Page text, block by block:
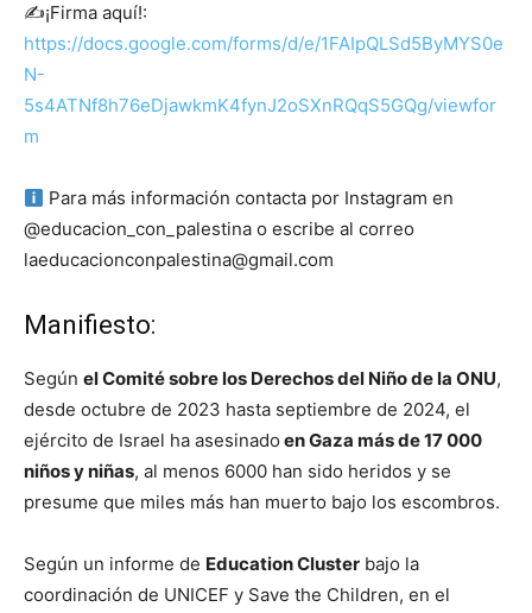
✍️¡Firma aquí!:
https://docs.google.com/forms/d/e/1FAIpQLSd5ByMYS0e
N-
5s4ATNf8h76eDjawkmK4fynJ2oSXnRQqS5GQg/viewfor
m
Para más información contacta por Instagram en
@educacion_con_palestina o escribe al correo
laeducacionconpalestina@gmail.com
Manifiesto:
Según el Comité sobre los Derechos del Niño de la ONU,
desde octubre de 2023 hasta septiembre de 2024, el
ejército de Israel ha asesinado en Gaza más de 17 000
niños y niñas, al menos 6000 han sido heridos y se
presume que miles más han muerto bajo los escombros.
Según un informe de Education Cluster bajo la
coordinación de UNICEF y Save the Children, en el